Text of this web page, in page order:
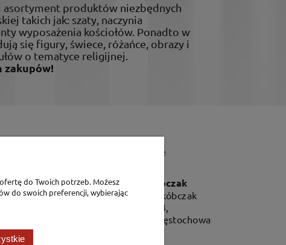
asortyment produktów niezbędnych
takich jak: szaty, naczynia
wyposażenia kościołów. Ponadto w
się figury, świece, różańce, obrazy i
o tematyce religijnej.
zakupów!
Dane teleadresowe
P.H. Jakóbczak
Dorota Jakóbczak
Bialska 2/4,
42-202 Częstochowa
do Twoich potrzeb. Możesz
do swoich preferencji, wybierając